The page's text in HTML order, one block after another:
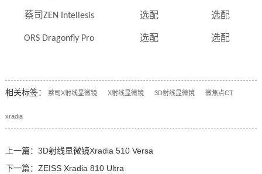
蔡司ZEN Intellesis 选配 选配
ORS Dragonfly Pro 选配 选配
相关标签： 蔡司X射线显微镜 X射线显微镜 3D射线显微镜 微焦点CT
xradia
上一篇： 3D射线显微镜Xradia 510 Versa
下一篇： ZEISS Xradia 810 Ultra